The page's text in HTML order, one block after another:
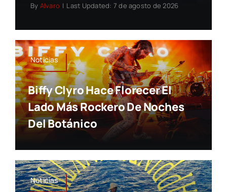
By Alvaro | Last Updated: 7 de agosto de 2026
Noticias
Biffy Clyro Hace Florecer El
Lado Más Rockero De Noches
Del Botánico
Noticias